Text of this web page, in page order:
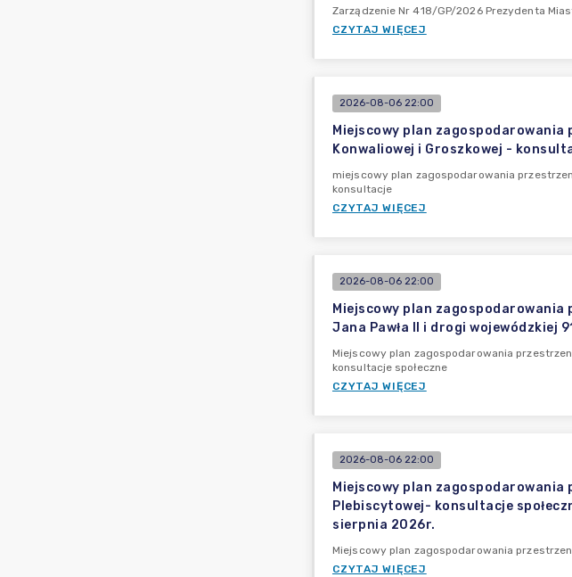
Zarządzenie Nr 418/GP/2026 Prezydenta
CZYTAJ WIĘCEJ
2026-08-06 22:00
Miejscowy plan zagospodarowania
Konwaliowej i Groszkowej -
miejscowy plan zagospodarowania
konsultacje
CZYTAJ WIĘCEJ
2026-08-06 22:00
Miejscowy plan zagospodarowania
Jana Pawła II i drogi wojewódzkiej
Miejscowy plan zagospodarowania
konsultacje społeczne
CZYTAJ WIĘCEJ
2026-08-06 22:00
Miejscowy plan zagospodarowania
Plebiscytowej- konsultacje
sierpnia 2026r.
Miejscowy plan zagospodarowania
CZYTAJ WIĘCEJ